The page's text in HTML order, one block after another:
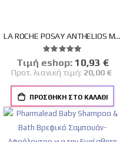
LA ROCHE POSAY ANTHELIOS MIST SPF50 ΑΝΤΙΗΛΙΑΚΟ ΣΠΡΕΙ ΠΡΟΣΩΠΟΥ 75ml
Βαθμολογία:
100%
Tιμή eshop: Ειδική
Τιμή
10,93 €
Προτ. λιανική τιμή: 20,00 €
ΠΡΟΣΘΉΚΗ ΣΤΟ ΚΑΛΆΘΙ